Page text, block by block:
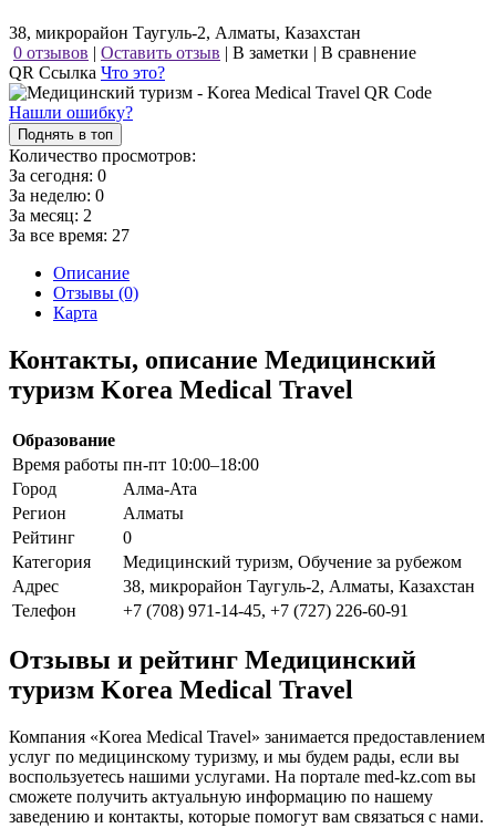
38, микрорайон Таугуль-2, Алматы, Казахстан
0 отзывов | Оставить отзыв | В заметки | В сравнение
QR Ссылка Что это?
Нашли ошибку?
Поднять в топ
Количество просмотров:
За сегодня: 0
За неделю: 0
За месяц: 2
За все время: 27
Описание
Отзывы (0)
Карта
Контакты, описание Медицинский
туризм Korea Medical Travel
Образование
Время работы пн-пт 10:00–18:00
Город
Алма-Ата
Регион
Алматы
Рейтинг
0
Категория
Медицинский туризм, Обучение за рубежом
Адрес
38, микрорайон Таугуль-2, Алматы, Казахстан
Телефон
+7 (708) 971-14-45, +7 (727) 226-60-91
Отзывы и рейтинг Медицинский
туризм Korea Medical Travel
Компания «Korea Medical Travel» занимается предоставлением
услуг по медицинскому туризму, и мы будем рады, если вы
воспользуетесь нашими услугами. На портале med-kz.com вы
сможете получить актуальную информацию по нашему
заведению и контакты, которые помогут вам связаться с нами.